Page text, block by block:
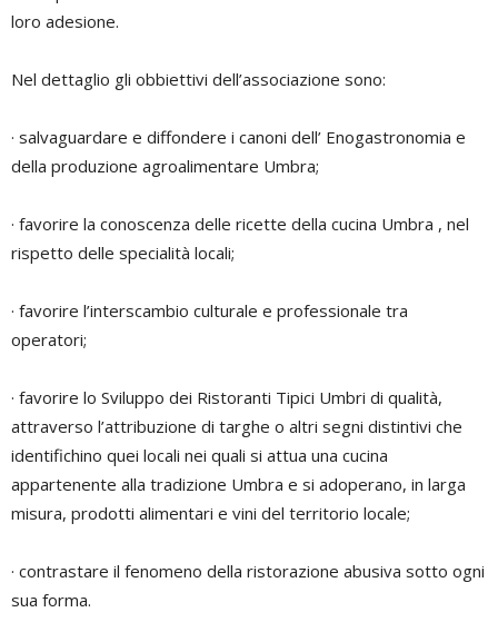
loro adesione.
Nel dettaglio gli obbiettivi dell’associazione sono:
· salvaguardare e diffondere i canoni dell’ Enogastronomia e
della produzione agroalimentare Umbra;
· favorire la conoscenza delle ricette della cucina Umbra , nel
rispetto delle specialità locali;
· favorire l’interscambio culturale e professionale tra
operatori;
· favorire lo Sviluppo dei Ristoranti Tipici Umbri di qualità,
attraverso l’attribuzione di targhe o altri segni distintivi che
identifichino quei locali nei quali si attua una cucina
appartenente alla tradizione Umbra e si adoperano, in larga
misura, prodotti alimentari e vini del territorio locale;
· contrastare il fenomeno della ristorazione abusiva sotto ogni
sua forma.